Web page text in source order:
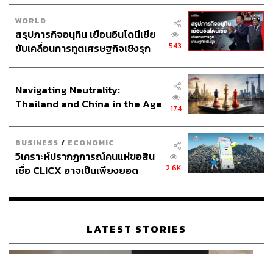
WORLD
สรุปภารกิจอนุทิน เยือนอินโดนีเซีย
ขับเคลื่อนการทูตเศรษฐกิจเชิงรุก
543
Navigating Neutrality:
Thailand and China in the Age
174
BUSINESS / ECONOMIC
วิเคราะห์ปรากฏการณ์คนแห่ขอสิน
เชื่อ CLICX อาจเป็นเพียงยอด
เรือนไทยที่ถูกซุกไว้
2.6K
LATEST STORIES